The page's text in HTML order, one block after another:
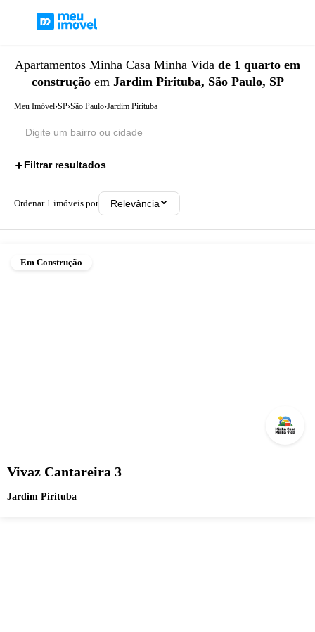
Apartamentos Minha Casa Minha Vida de 1 quarto em
construção em Jardim Pirituba, São Paulo, SP
Meu Imóvel›SP›São Paulo›Jardim Pirituba
Filtrar resultados
Ordenar 1 imóveis por Relevância
Em Construção
Vivaz Cantareira 3
Jardim Pirituba